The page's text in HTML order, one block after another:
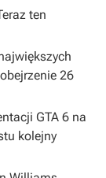
ten
26
GTA 6 na
kolejny